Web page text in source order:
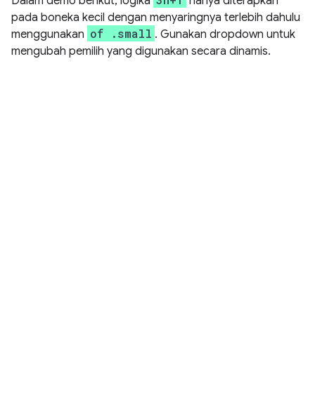
pada boneka kecil dengan menyaringnya terlebih dahulu
menggunakan of .small . Gunakan dropdown untuk
mengubah pemilih yang digunakan secara dinamis.